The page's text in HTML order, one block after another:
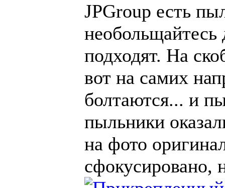
JPGroup есть
необольщайтесь
подходят. На
вот на самих
болтаются... и
пыльники
на фото
сфокусировано,